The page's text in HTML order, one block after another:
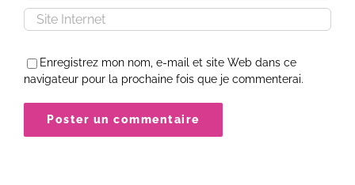
Enregistrez mon nom, e-mail et site Web dans ce
navigateur pour la prochaine fois que je commenterai.